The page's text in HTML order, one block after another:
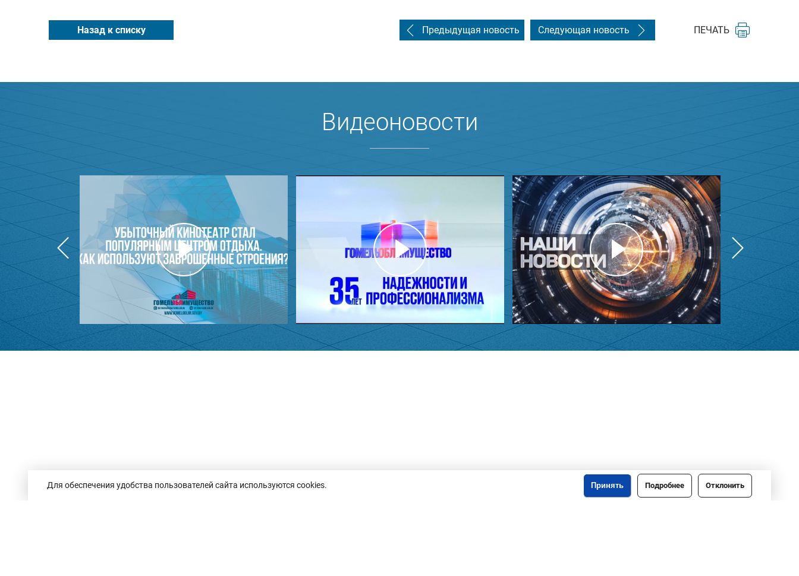
Назад к списку Предыдущая новость Следующая новость ПЕЧАТЬ
Видеоновости
Для обеспечения удобства пользователей сайта используются cookies. Отклонить
Подробнее
Принять